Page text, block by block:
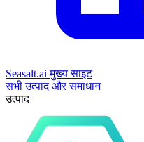
Seasalt.ai मुख्य साइट
सभी उत्पाद और समाधान
उत्पाद